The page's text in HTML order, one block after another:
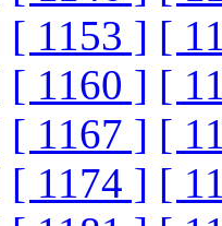
[ 1153 ] [
[ 1160 ] [
[ 1167 ] [
[ 1174 ] [